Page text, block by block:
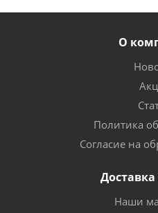
О
Политика
Согласие на
Наши